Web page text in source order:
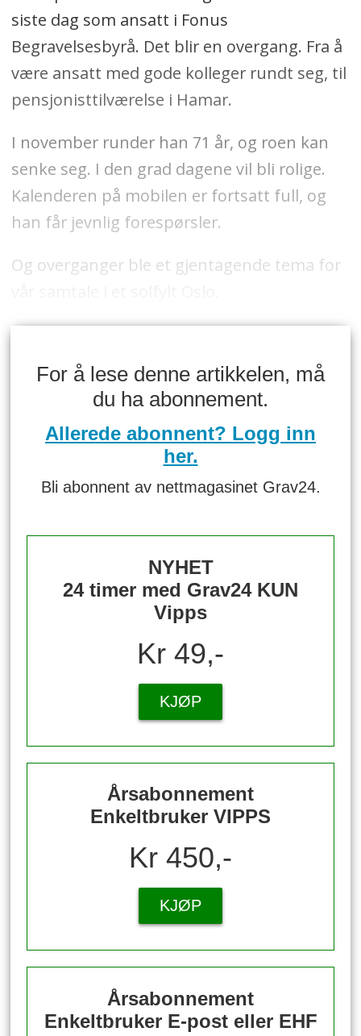
siste dag som ansatt i Fonus
Begravelsesbyrå. Det blir en overgang. Fra å
være ansatt med gode kolleger rundt seg, til
pensjonisttilværelse i Hamar.
I november runder han 71 år, og roen kan
senke seg. I den grad dagene vil bli rolige.
Kalenderen på mobilen er fortsatt full, og
han får jevnlig forespørsler.
Og overganger ble et gjentagende tema for
For å lese denne artikkelen, må
du ha abonnement.
Allerede abonnent? Logg inn
her.
Bli abonnent av nettmagasinet Grav24.
NYHET
24 timer med Grav24 KUN
Vipps
Kr 49,-
KJØP
Årsabonnement
Enkeltbruker VIPPS
Kr 450,-
KJØP
Årsabonnement
Enkeltbruker E-post eller EHF